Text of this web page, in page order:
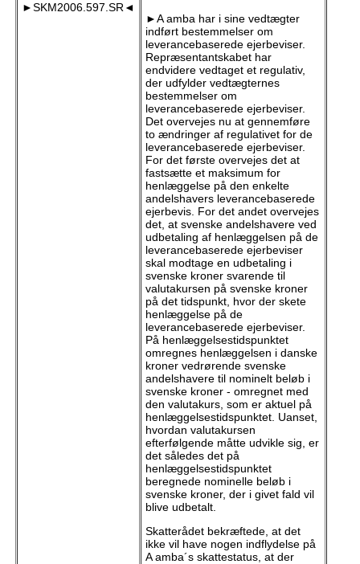
►SKM2006.597.SR◄
►A amba har i sine vedtægter
indført bestemmelser om
leverancebaserede ejerbeviser.
Repræsentantskabet har
endvidere vedtaget et regulativ,
der udfylder vedtægternes
bestemmelser om
leverancebaserede ejerbeviser.
Det overvejes nu at gennemføre
to ændringer af regulativet for de
leverancebaserede ejerbeviser.
For det første overvejes det at
fastsætte et maksimum for
henlæggelse på den enkelte
andelshavers leverancebaserede
ejerbevis. For det andet overvejes
det, at svenske andelshavere ved
udbetaling af henlæggelsen på de
leverancebaserede ejerbeviser
skal modtage en udbetaling i
svenske kroner svarende til
valutakursen på svenske kroner
på det tidspunkt, hvor der skete
henlæggelse på de
leverancebaserede ejerbeviser.
På henlæggelsestidspunktet
omregnes henlæggelsen i danske
kroner vedrørende svenske
andelshavere til nominelt beløb i
svenske kroner - omregnet med
den valutakurs, som er aktuel på
henlæggelsestidspunktet. Uanset,
hvordan valutakursen
efterfølgende måtte udvikle sig, er
det således det på
henlæggelsestidspunktet
beregnede nominelle beløb i
svenske kroner, der i givet fald vil
blive udbetalt.
Skatterådet bekræftede, at det
ikke vil have nogen indflydelse på
A amba´s skattestatus, at der